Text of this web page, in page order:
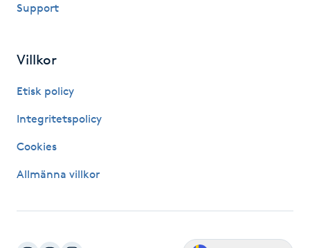
Klippning
Klippning & Slingor
Support
Villkor
Etisk policy
Integritetspolicy
Cookies
Allmänna villkor